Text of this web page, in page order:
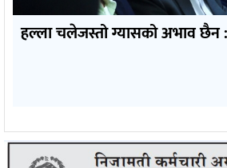
हल्ला चलेजस्तो ग्यासको अभाव